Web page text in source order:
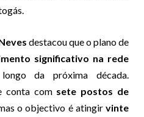
destacou que o plano de
significativo na rede
da próxima década.
conta com sete postos de
o objectivo é atingir vinte